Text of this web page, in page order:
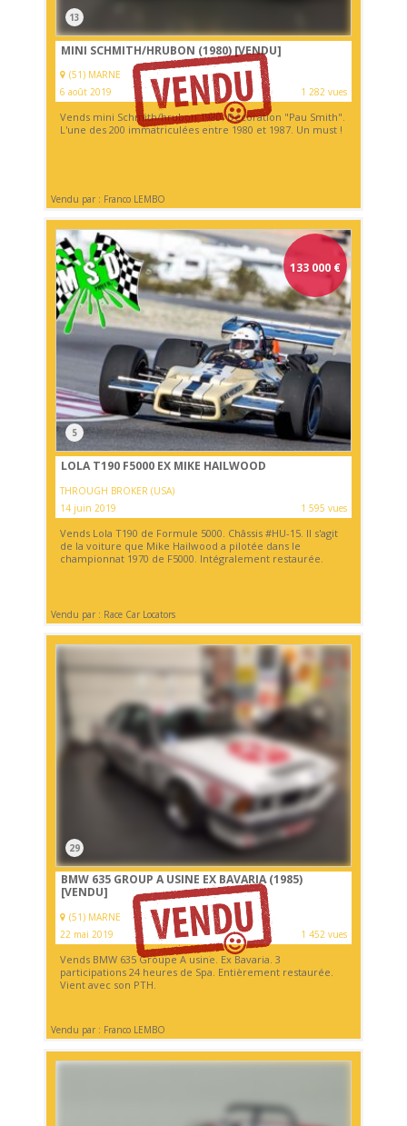
13
MINI SCHMITH/HRUBON (1980) [VENDU]
(51) MARNE
6 août 2019
1 282 vues
Vends mini Schmith/hrubon 1980. Décoration "Pau Smith".
L'une des 200 immatriculées entre 1980 et 1987. Un must !
Vendu par : Franco LEMBO
133 000€
5
LOLA T190 F5000 EX MIKE HAILWOOD
THROUGH BROKER (USA)
14 juin 2019
1 595 vues
Vends Lola T190 de Formule 5000. Châssis #HU-15. Il s'agit
de la voiture que Mike Hailwood a pilotée dans le
championnat 1970 de F5000. Intégralement restaurée.
Vendu par : Race Car Locators
29
BMW 635 GROUP A USINE EX BAVARIA (1985)
[VENDU]
(51) MARNE
22 mai 2019
1 452 vues
Vends BMW 635 Groupe A usine. Ex Bavaria. 3
participations 24 heures de Spa. Entièrement restaurée.
Vient avec son PTH.
Vendu par : Franco LEMBO